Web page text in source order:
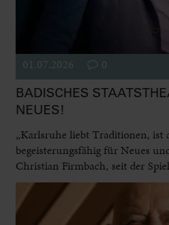
01.07.2026 0
BADISCHES
NEUES!
„Karlsruhe liebt Traditionen, ist
begeisterungsfähig für Neues
Christian Firmbach, seit der